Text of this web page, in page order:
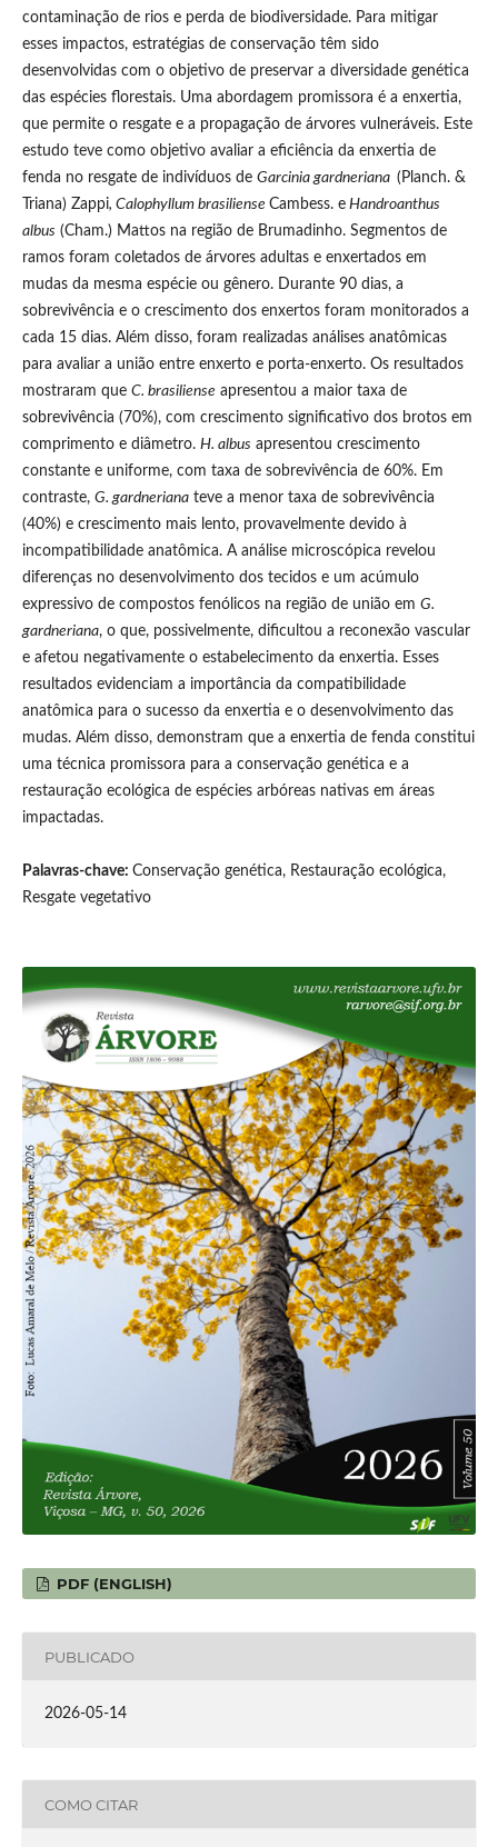
contaminação de rios e perda de biodiversidade. Para mitigar
esses impactos, estratégias de conservação têm sido
desenvolvidas com o objetivo de preservar a diversidade genética
das espécies florestais. Uma abordagem promissora é a enxertia,
que permite o resgate e a propagação de árvores vulneráveis. Este
estudo teve como objetivo avaliar a eficiência da enxertia de
fenda no resgate de indivíduos de Garcinia gardneriana (Planch. &
Triana) Zappi, Calophyllum brasiliense Cambess. eHandroanthus
albus (Cham.) Mattos na região de Brumadinho. Segmentos de
ramos foram coletados de árvores adultas e enxertados em
mudas da mesma espécie ou gênero. Durante 90 dias, a
sobrevivência e o crescimento dos enxertos foram monitorados a
cada 15 dias. Além disso, foram realizadas análises anatômicas
para avaliar a união entre enxerto e porta-enxerto. Os resultados
mostraram que C. brasiliense apresentou a maior taxa de
sobrevivência (70%), com crescimento significativo dos brotos em
comprimento e diâmetro. H. albus apresentou crescimento
constante e uniforme, com taxa de sobrevivência de 60%. Em
contraste, G. gardnerianateve a menor taxa de sobrevivência
(40%) e crescimento mais lento, provavelmente devido à
incompatibilidade anatômica. A análise microscópica revelou
diferenças no desenvolvimento dos tecidos e um acúmulo
expressivo de compostos fenólicos na região de união em G.
gardneriana, o que, possivelmente, dificultou a reconexão vascular
e afetou negativamente o estabelecimento da enxertia. Esses
resultados evidenciam a importância da compatibilidade
anatômica para o sucesso da enxertia e o desenvolvimento das
mudas. Além disso, demonstram que a enxertia de fenda constitui
uma técnica promissora para a conservação genética e a
restauração ecológica de espécies arbóreas nativas em áreas
impactadas.
Palavras-chave: Conservação genética, Restauração ecológica,
Resgate vegetativo
PDF (ENGLISH)
PUBLICADO
2026-05-14
COMO CITAR